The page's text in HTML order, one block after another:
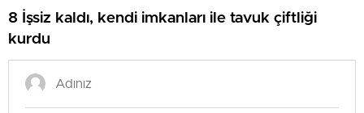
8 İşsiz kaldı, kendi imkanları ile tavuk çiftliği
kurdu